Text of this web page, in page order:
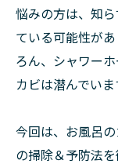
悩みの方は、知
ている可能性が
ろん、シャワー
カビは潜んでいま
今回は、お風呂
の掃除＆予防法